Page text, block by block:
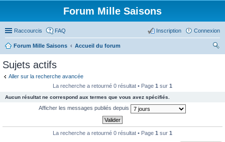
Forum Mille Saisons
Raccourcis FAQ Connexion
Inscription
Forum Mille Saisons
Accueil du forum
Sujets actifs
Aller sur la recherche avancée
La recherche a retourné 0 résultat • Page 1 sur 1
Aucun résultat ne correspond aux termes que vous avez spécifiés.
Afficher les messages publiés depuis
La recherche a retourné 0 résultat • Page 1 sur 1